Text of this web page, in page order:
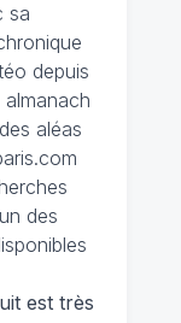
sa
depuis
aléas
des
est très